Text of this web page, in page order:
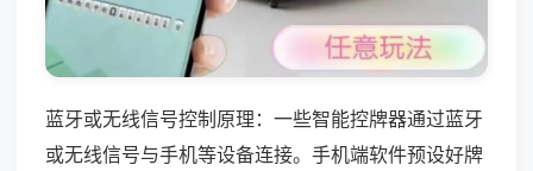
蓝牙或无线信号控制原理：一些智能控牌器通过蓝牙
或无线信号与手机等设备连接。手机端软件预设好牌